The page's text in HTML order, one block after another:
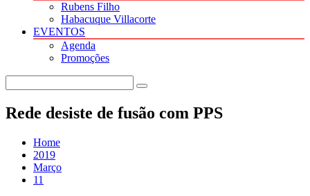
Rubens Filho
Habacuque Villacorte
EVENTOS
Agenda
Promoções
Rede desiste de fusão com PPS
Home
2019
Março
11